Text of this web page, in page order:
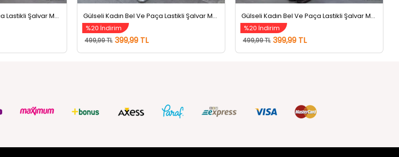
%20 İndirim
499,99 TL 399,99 TL
%20 İndirim
499,99 TL 399,99 TL
SOSYAL